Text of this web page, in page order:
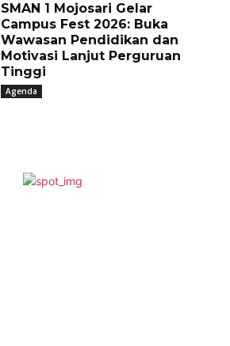
SMAN 1 Mojosari Gelar
Campus Fest 2026: Buka
Wawasan Pendidikan dan
Motivasi Lanjut Perguruan
Tinggi
Agenda